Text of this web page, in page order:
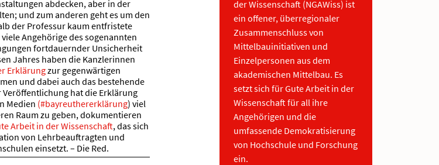
abdecken, aber in der
und zum anderen geht es um den
der Professur kaum entfristete
Angehörige des sogenannten
fortdauernder Unsicherheit
Jahres haben die Kanzlerinnen
Erklärungzur gegenwärtigen
und dabei auch das bestehende
hat die Erklärung
Medien (#bayreuthererklärung) viel
Raum zu geben, dokumentieren
Arbeit in der Wissenschaft, das sich
von Lehrbeauftragten und
einsetzt. – Die Red.
der Wissenschaft (NGAWiss) ist
ein offener, überregionaler
Zusammenschluss von
Mittelbauinitiativen und
Einzelpersonen aus dem
akademischen Mittelbau. Es
setzt sich für Gute Arbeit in der
Wissenschaft für all ihre
Angehörigen und die
umfassende Demokratisierung
von Hochschule und Forschung
ein.